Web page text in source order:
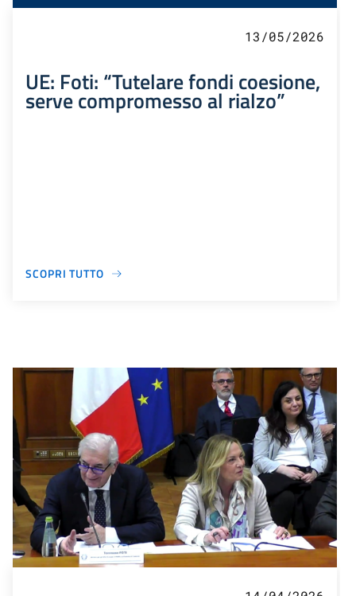
13/05/2026
UE: Foti: “Tutelare fondi coesione,
serve compromesso al rialzo”
SCOPRI TUTTO